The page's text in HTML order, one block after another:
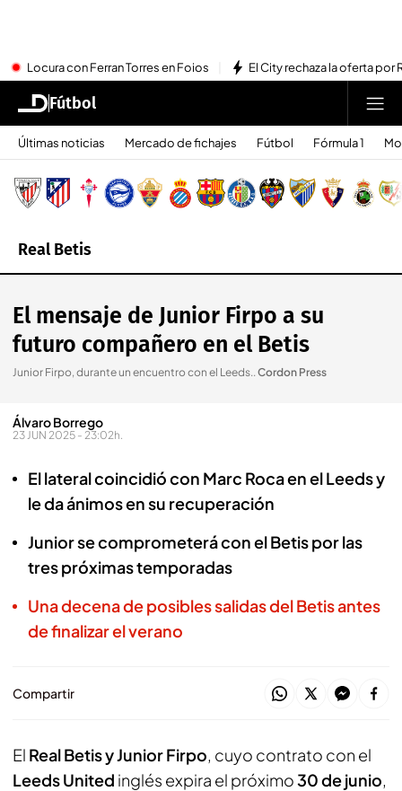
Locura con Ferran Torres en Foios El City rechaza la oferta por
Fútbol
Últimas noticias Mercado de fichajes Fútbol Fórmula 1
Real Betis
El mensaje de Junior Firpo a su
futuro compañero en el Betis
Junior Firpo, durante un encuentro con el Leeds..Cordon Press
Álvaro Borrego
23 JUN 2025 - 23:02h.
El lateral coincidió con Marc Roca en el Leeds y
le da ánimos en su recuperación
Junior se comprometerá con el Betis por las
tres próximas temporadas
Una decena de posibles salidas del Betis antes
de finalizar el verano
Compartir
El Real Betis y Junior Firpo, cuyo contrato con el
Leeds United inglés expira el próximo30 de junio,